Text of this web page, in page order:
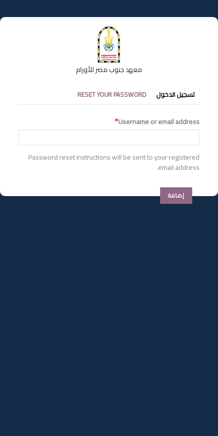
إلى
المحتوى
معهد جنوب مصر للأورام
التبويبات
الأساسية
تسجيل الدخول RESET YOUR PASSWORD
Username or email address
Password reset instructions will be sent to your registered
email address.